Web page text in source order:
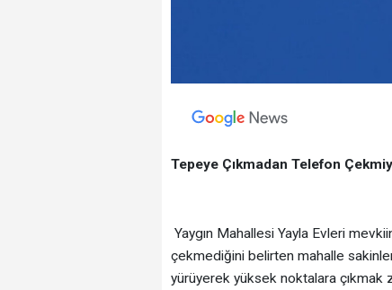
Tepeye Çıkmadan Telefon
Yaygın Mahallesi Yayla Evleri
çekmediğini belirten mahalle
yürüyerek yüksek noktalara çıkmak